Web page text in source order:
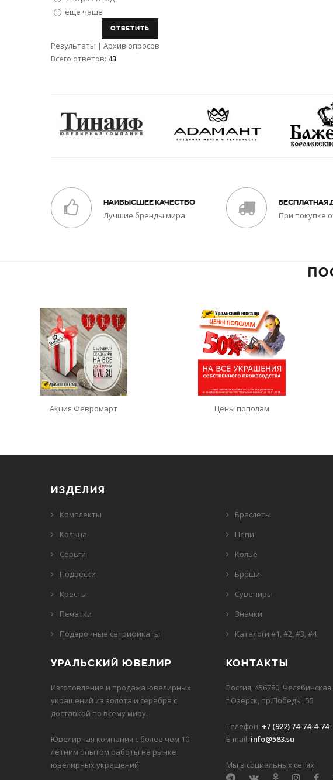
еще чаще
Результаты | Архив опросов
Всего ответов: 43
НАИВЫСШЕЕ КАЧЕСТВО
Лучшие бренды мира
БЕСПЛАТНАЯ
При покупке
Акция Февромарт Цены пополам
ИЗДЕЛИЯ
Комплекты
Кольца
Серьги
Подвески
Кресты
Печатки
Подарочные сетрификаты
Браслеты
Цепи
Колье
Броши
Сувениры
Значки
Каталоги #1, #2, #3, #4
УРАЛЬСКИЙ ЮВЕЛИР
Изготовление и продажа ювелирных
украшений из золота и серебра с
доставкой по всему миру.
Ювелирная компания с более чем 10
летним опытом работы на рынке
ювелирных украшений.
КОНТАКТЫ
Россия, 456780,
г.Озерск, пр.Победы, 55
Телефон: +7 (922) 74-74-4-74
E-mail: info@583.su
Мы в социальных сетях